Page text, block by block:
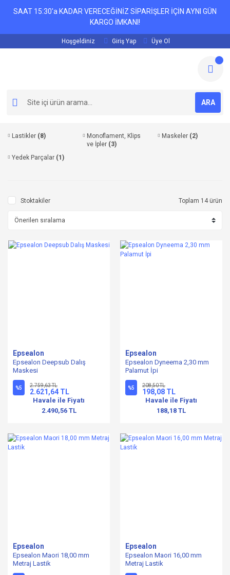
SAAT 15:30'a KADAR VERECEĞİNİZ SİPARİŞLER İÇİN AYNI GÜN
KARGO İMKANI!
Hoşgeldiniz Giriş Yap Üye Ol
ARA
Lastikler (8)
Monoflament, Klips
ve İpler (3)
Maskeler (2)
Yedek Parçalar (1)
Stoktakiler Toplam 14 ürün
Epsealon
Epsealon Deepsub Dalış
Maskesi
%5 2.759,63 TL
2.621,64 TL
Havale ile Fiyatı
2.490,56 TL
Epsealon
Epsealon Dyneema 2,30 mm
Palamut İpi
%5 208,50 TL
198,08 TL
Havale ile Fiyatı
188,18 TL
Epsealon
Epsealon Maori 18,00 mm
Metraj Lastik
Epsealon
Epsealon Maori 16,00 mm
Metraj Lastik